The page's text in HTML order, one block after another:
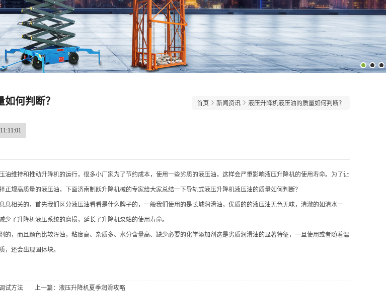
何判断？ 首页 新闻资讯 液压升降机液压油的质量如何判断？
油维持和推动升降机的运行，很多小厂家为了节约成本，使用一些劣质的液压油，这样会严重影响液压升降机的使用寿命。为了让
正规高质量的液压油，下面济南制跃升降机械的专家给大家总结一下导轨式液压升降机液压油的质量如何判断？
息相关的，首先我们区分液压油看看是什么牌子的，一般我们使用的是长城润滑油，优质的的液压油无色无味，清澈的如清水一
了升降机液压系统的磨损，延长了升降机泵站的使用寿命。
的，而且颜色比较浑浊，粘度高、杂质多、水分含量高、缺少必要的化学添加剂这是劣质润滑油的显著特征，一旦使用或者随着温
，还会出现固体块。
试方法 上一篇： 液压升降机夏季润滑攻略